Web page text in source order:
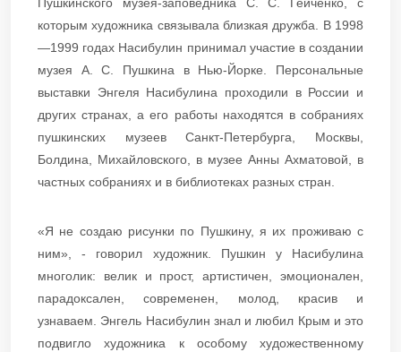
которым художника связывала близкая дружба. В 1998
—1999 годах Насибулин принимал участие в создании
музея А. С. Пушкина в Нью-Йорке. Персональные
выставки Энгеля Насибулина проходили в России и
других странах, а его работы находятся в собраниях
пушкинских музеев Санкт-Петербурга, Москвы,
Болдина, Михайловского, в музее Анны Ахматовой, в
частных собраниях и в библиотеках разных стран.
«Я не создаю рисунки по Пушкину, я их проживаю с
ним», - говорил художник. Пушкин у Насибулина
многолик: велик и прост, артистичен, эмоционален,
парадоксален, современен, молод, красив и
узнаваем. Энгель Насибулин знал и любил Крым и это
подвигло художника к особому художественному